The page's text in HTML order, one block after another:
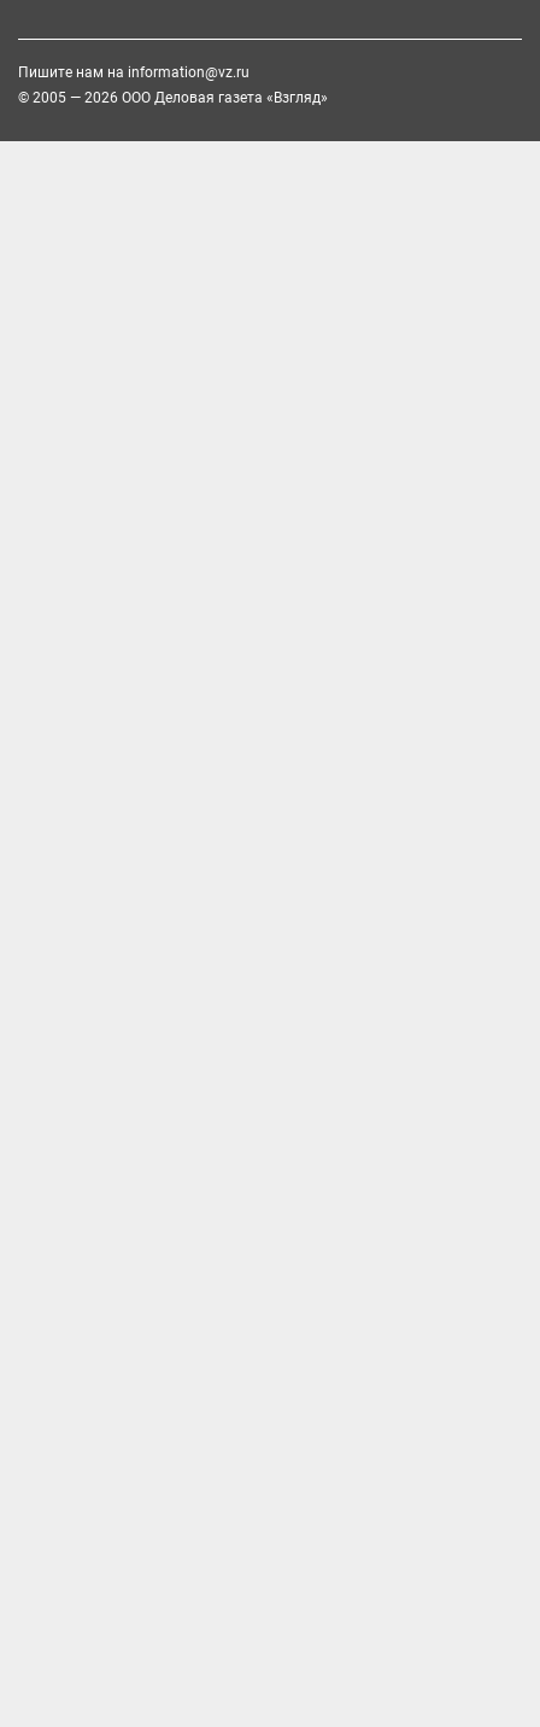
Пишите нам на information@vz.ru
© 2005 — 2026 ООО Деловая газета «Взгляд»